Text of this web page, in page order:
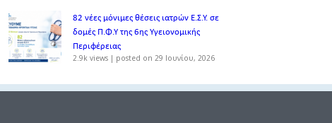
82 νέες μόνιμες θέσεις ιατρών Ε.Σ.Υ. σε
δομές Π.Φ.Υ της 6ης Υγειονομικής
Περιφέρειας
2.9k views | posted on 29 Ιουνίου, 2026